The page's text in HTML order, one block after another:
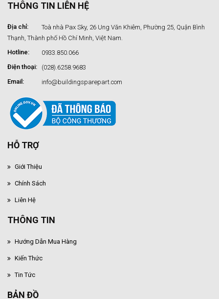
THÔNG TIN LIÊN HỆ
Địa chỉ:
Toà nhà Pax Sky, 26 Ung Văn Khiêm, Phường 25, Quận Bình
Thạnh, Thành phố Hồ Chí Minh, Việt Nam.
Hotline:
0933.850.066
Điện thoại:
(028).6258.9683
Email:
info@buildingsparepart.com
HỖ TRỢ
Giới Thiệu
Chính Sách
Liên Hệ
THÔNG TIN
Hướng Dẫn Mua Hàng
Kiến Thức
Tin Tức
BẢN ĐỒ